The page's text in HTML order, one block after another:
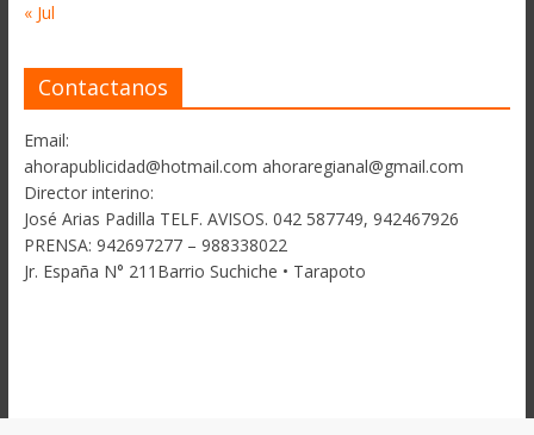
« Jul
Contactanos
Email:
ahorapublicidad@hotmail.com ahoraregianal@gmail.com
Director interino:
José Arias Padilla TELF. AVISOS. 042 587749, 942467926
PRENSA: 942697277 – 988338022
Jr. España N° 211Barrio Suchiche • Tarapoto